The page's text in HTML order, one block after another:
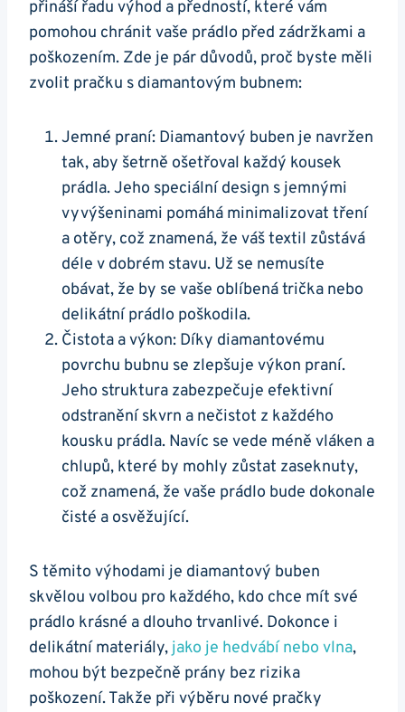
přináší řadu výhod⁤ a​ předností, které vám
pomohou chránit vaše prádlo před zádržkami a
‍poškozením.⁣ Zde je pár důvodů, proč‍ byste⁢ měli
zvolit pračku s diamantovým bubnem:
Jemné praní: Diamantový buben⁢ je⁤ navržen
tak, aby šetrně ošetřoval každý kousek
prádla. Jeho speciální design‌ s jemnými
vyvýšeninami pomáhá minimalizovat tření
a otěry,⁢ což znamená, že váš ​textil zůstává
déle v dobrém stavu. Už se nemusíte
obávat, že by se ‍vaše oblíbená trička ‌nebo
delikátní prádlo poškodila.
Čistota ‍a výkon: Díky diamantovému
povrchu bubnu se zlepšuje výkon praní.
Jeho⁣ struktura​ zabezpečuje efektivní
odstranění skvrn a‍ nečistot ‍z⁣ každého
kousku prádla. Navíc se vede méně vláken⁣ a
chlupů, které by mohly zůstat zaseknuty,
což⁣ znamená, že vaše⁤ prádlo ⁢bude dokonale
čisté a⁣ osvěžující.
S těmito výhodami‍ je⁤ diamantový buben
⁢skvělou volbou pro každého, kdo‌ chce‌ mít své
‍prádlo krásné a ‌dlouho trvanlivé. Dokonce i
‍delikátní materiály, jako je hedvábí‌ nebo vlna,
mohou být bezpečně prány⁤ bez rizika
poškození. Takže‍ při výběru‍ nové pračky